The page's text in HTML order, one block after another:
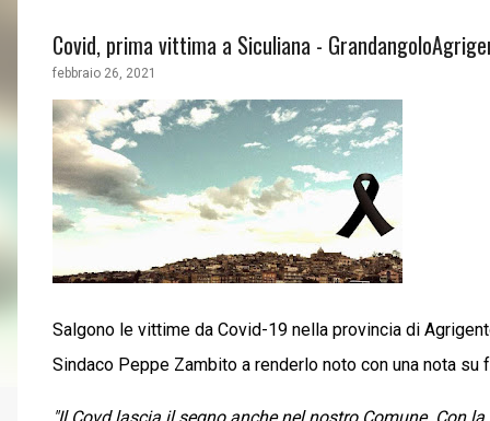
Covid, prima vittima a Siculiana -
febbraio 26, 2021
Salgono le vittime da Covid-19 nella provincia di
Sindaco Peppe Zambito a renderlo noto con una nota su